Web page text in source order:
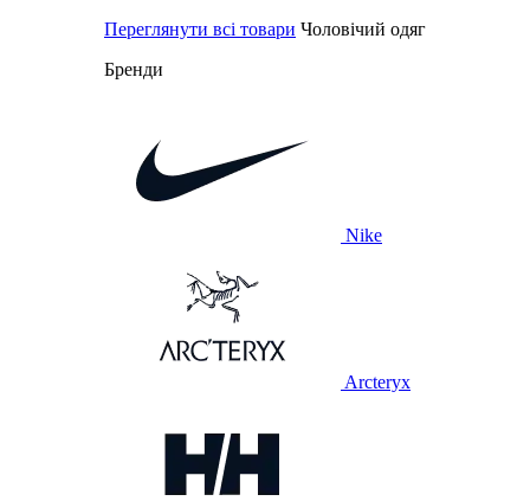
Переглянути всі товари Чоловічий одяг
Бренди
Nike
Arcteryx